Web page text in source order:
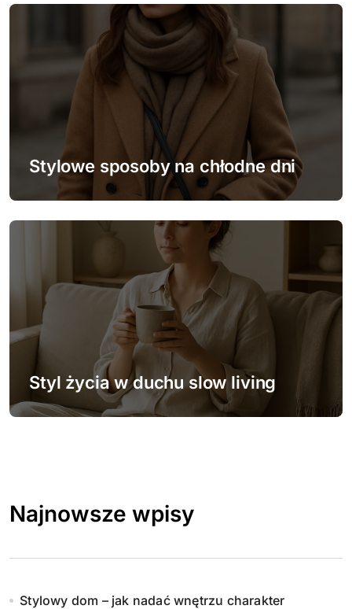
s
Stylowe sposoby na chłodne dni
Styl życia w duchu slow living
Najnowsze wpisy
Stylowy dom – jak nadać wnętrzu charakter